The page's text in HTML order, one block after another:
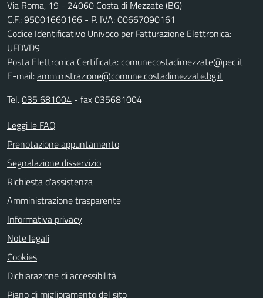
Via Roma, 19 - 24060 Costa di Mezzate (BG)
C.F.: 95001660166 - P. IVA: 00667090161
Codice Identificativo Univoco per Fatturazione Elettronica:
UFDVD9
Posta Elettronica Certificata:comunecostadimezzate@pec.it
E-mail:amministrazione@comune.costadimezzate.bg.it
Tel.035 681004 - fax 035681004
Leggi le FAQ
Prenotazione appuntamento
Segnalazione disservizio
Richiesta d'assistenza
Amministrazione trasparente
Informativa privacy
Note legali
Cookies
Dichiarazione di accessibilità
Piano di miglioramento del sito